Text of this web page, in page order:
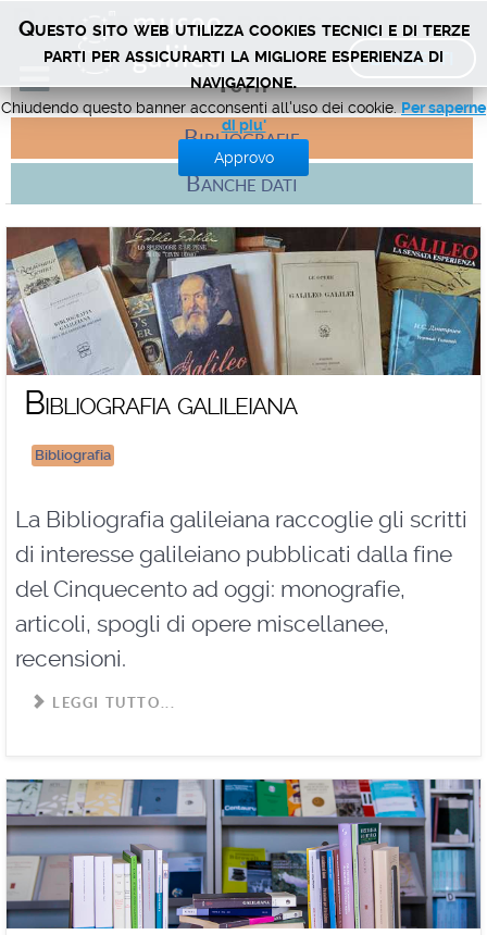
BIGLIETTI
Banche dati e bibliografie
Tutti
Bibliografie
Banche dati
Bibliografia galileiana
Bibliografia
La Bibliografia galileiana raccoglie gli scritti
di interesse galileiano pubblicati dalla fine
del Cinquecento ad oggi: monografie,
articoli, spogli di opere miscellanee,
recensioni.
LEGGI TUTTO...
Questo sito web utilizza cookies tecnici e di terze
parti per assicurarti la migliore esperienza di
navigazione.
Chiudendo questo banner acconsenti all'uso dei cookie. Per saperne
di piu'
Approvo